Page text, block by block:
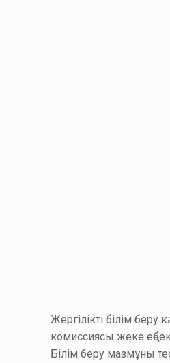
Жергілікті білім
комиссиясы жеке
Білім беру мазмұны